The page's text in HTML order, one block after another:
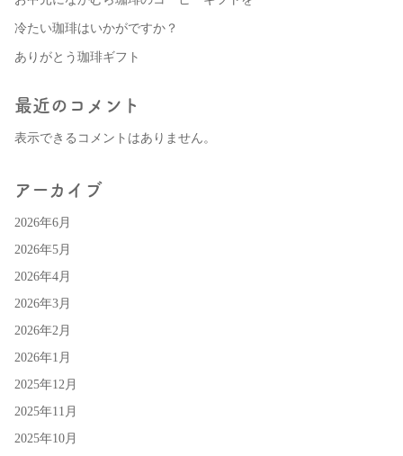
冷たい珈琲はいかがですか？
ありがとう珈琲ギフト
最近のコメント
表示できるコメントはありません。
アーカイブ
2026年6月
2026年5月
2026年4月
2026年3月
2026年2月
2026年1月
2025年12月
2025年11月
2025年10月